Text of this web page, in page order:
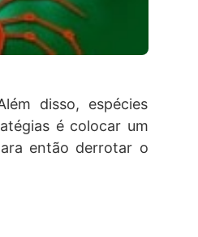
disso, espécies
é colocar um
então derrotar o